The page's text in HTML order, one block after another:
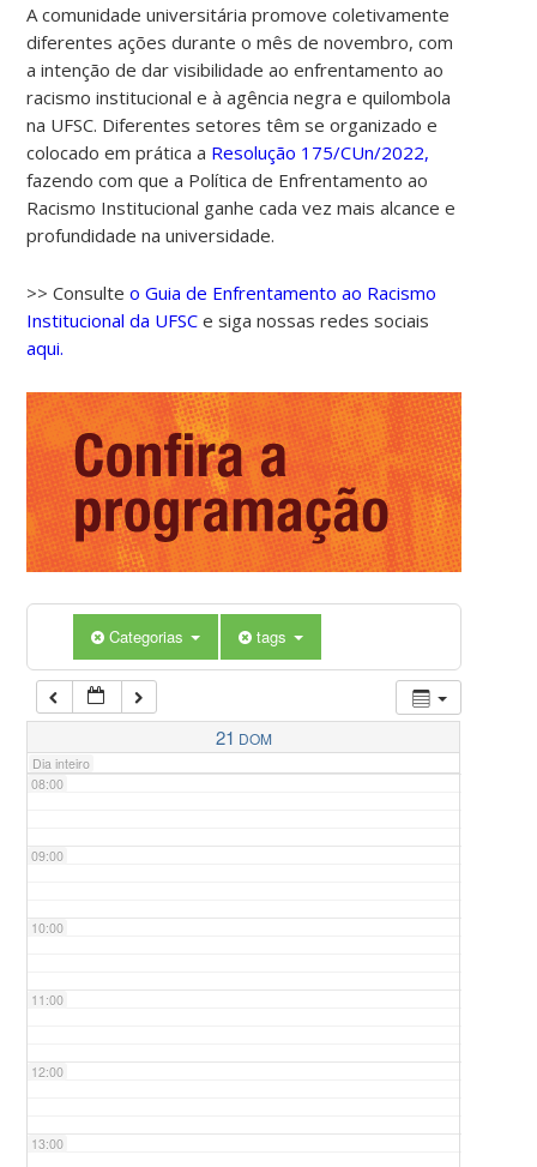
A comunidade universitária promove coletivamente
diferentes ações durante o mês de novembro, com
a intenção de dar visibilidade ao enfrentamento ao
racismo institucional e à agência negra e quilombola
na UFSC. Diferentes setores têm se organizado e
colocado em prática a Resolução 175/CUn/2022,
fazendo com que a Política de Enfrentamento ao
Racismo Institucional ganhe cada vez mais alcance e
profundidade na universidade.
>> Consulteo Guia de Enfrentamento ao Racismo
Institucional da UFSC e siga nossas redes sociais
aqui.
Categorias tags
21 DOM
Dia inteiro
00:00
02:00
03:00
04:00
05:00
07:00
08:00
09:00
10:00
11:00
12:00
13:00